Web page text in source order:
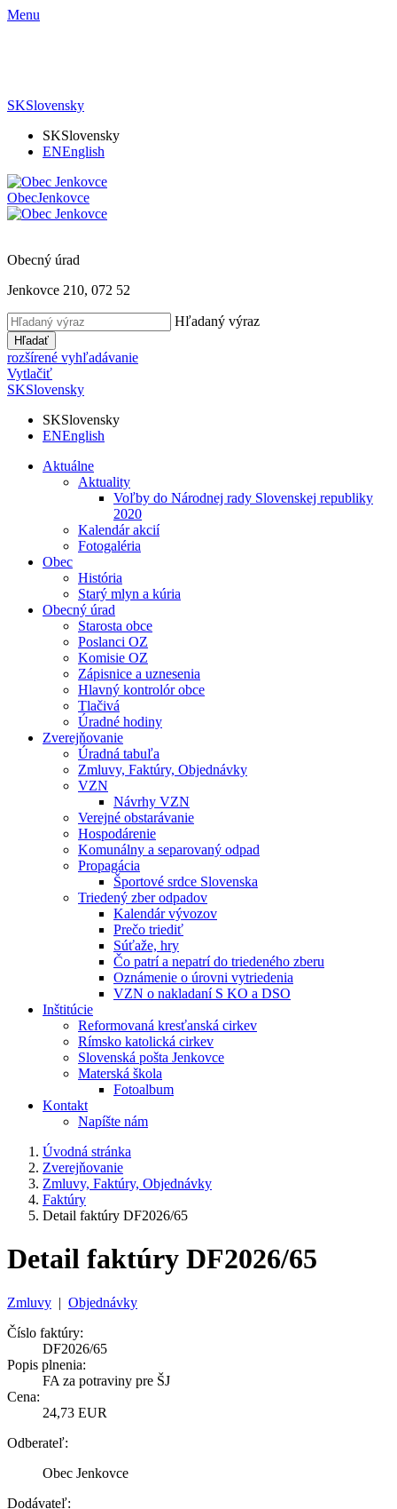
Menu
SKSlovensky
SKSlovensky
ENEnglish
ObecJenkovce
Obecný úrad
Jenkovce 210, 072 52
Hľadaný výraz
Hľadať
rozšírené vyhľadávanie
Vytlačiť
SKSlovensky
SKSlovensky
ENEnglish
Aktuálne
Aktuality
Voľby do Národnej rady Slovenskej republiky
2020
Kalendár akcií
Fotogaléria
Obec
História
Starý mlyn a kúria
Obecný úrad
Starosta obce
Poslanci OZ
Komisie OZ
Zápisnice a uznesenia
Hlavný kontrolór obce
Tlačivá
Úradné hodiny
Zverejňovanie
Úradná tabuľa
Zmluvy, Faktúry, Objednávky
VZN
Návrhy VZN
Verejné obstarávanie
Hospodárenie
Komunálny a separovaný odpad
Propagácia
Športové srdce Slovenska
Triedený zber odpadov
Kalendár vývozov
Prečo triediť
Súťaže, hry
Čo patrí a nepatrí do triedeného zberu
Oznámenie o úrovni vytriedenia
VZN o nakladaní S KO a DSO
Inštitúcie
Reformovaná kresťanská cirkev
Rímsko katolická cirkev
Slovenská pošta Jenkovce
Materská škola
Fotoalbum
Kontakt
Napíšte nám
Úvodná stránka
Zverejňovanie
Zmluvy, Faktúry, Objednávky
Faktúry
Detail faktúry DF2026/65
Detail faktúry DF2026/65
Zmluvy | Objednávky
Číslo faktúry:
DF2026/65
Popis plnenia:
FA za potraviny pre ŠJ
Cena:
24,73 EUR
Odberateľ:
Obec Jenkovce
Dodávateľ: